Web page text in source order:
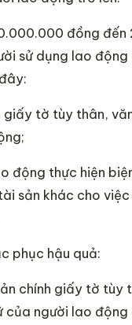
đồng
sử dụng lao
giấy tờ tùy thân,
động thực hiện
sản khác cho
phục hậu quả:
chính giấy tờ tùy
của người lao động